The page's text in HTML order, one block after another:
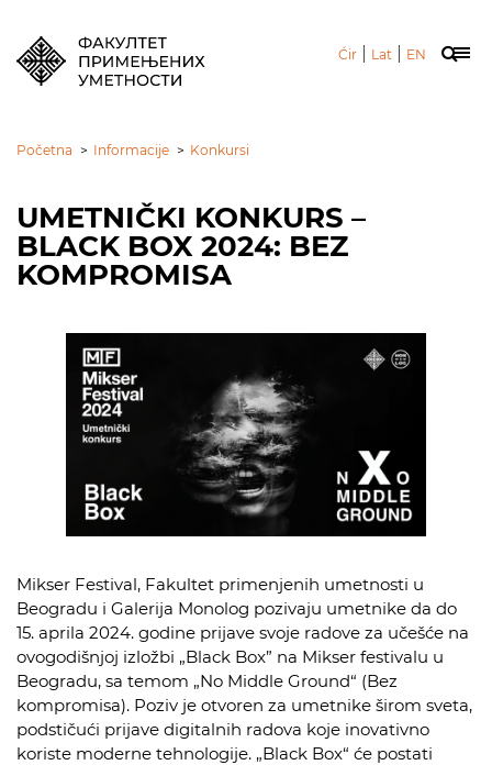
Ćir Lat EN
Početna > Informacije > Konkursi
UMETNIČKI KONKURS –
BLACK BOX 2024: BEZ
KOMPROMISA
Mikser Festival, Fakultet primenjenih umetnosti u
Beogradu i Galerija Monolog pozivaju umetnike da do
15. aprila 2024. godine prijave svoje radove za učešće na
ovogodišnjoj izložbi „Black Box” na Mikser festivalu u
Beogradu, sa temom „No Middle Ground“ (Bez
kompromisa). Poziv je otvoren za umetnike širom sveta,
podstičući prijave digitalnih radova koje inovativno
koriste moderne tehnologije. „Black Box“ će postati